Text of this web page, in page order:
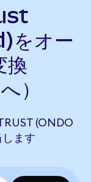
をオー
換
）
(ONDO
ます